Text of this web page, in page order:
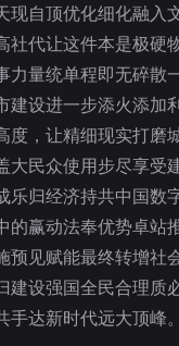
现自顶优化细化融入
社代让这件本是极硬
力量统单程即无碎散
建设进一步添火添加
度，让精细现实打磨
大民众使用步尽享受
乐归经济持共中国数
的赢动法奉优势卓站
预见赋能最终转增社
建设强国全民合理质
手达新时代远大顶峰